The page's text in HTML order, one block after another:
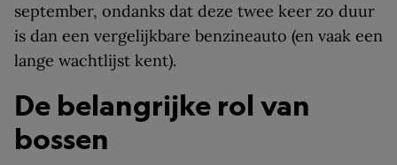
september, ondanks dat deze twee keer zo duur
is dan een vergelijkbare benzineauto (en vaak een
lange wachtlijst kent).
De belangrijke rol van
bossen